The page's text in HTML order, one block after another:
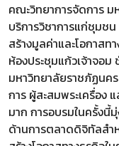
คณะวิทยาการจัดการ ม
บริการวิชาการแก่ชุมช
สร้างมูลค่าและโอกาส
ห้องประชุมแก้วเจ้าจอม
มหาวิทยาลัยราชภัฏนค
การ ผู้สะสมพระเครื่อง
มาก การอบรมในครั้งนี้
ด้านการตลาดดิจิทัลสำ